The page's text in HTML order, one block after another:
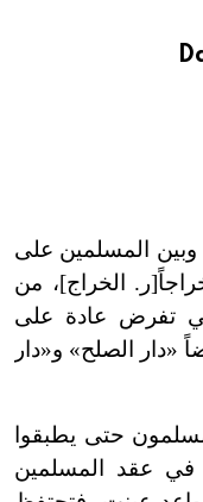
وبين المسلمين على
الخراج]، من
تفرض عادة على
الصلح» و«دار
حتى يطبقوا
في عقد المسلمين